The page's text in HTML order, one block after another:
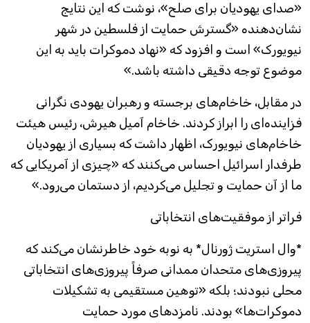
«صدای یهودیان برای صلح»، نوشت که این نتایج
نشان‌دهنده «گسترش حمایت از فلسطین در شهر
نیویورک» است و افزود که «نهاد دموکرات باید به این
موضوع توجه دقیقی داشته باشد.»
در مقابل، خاخام‌های برجسته و رهبران یهودی نگرانی
فزاینده‌ای را ابراز کردند. خاخام آمیل هیرش، رئیس هیئت
خاخام‌های نیویورک، اظهار داشت که بسیاری از یهودیان
طرفدار اسرائیل احساس می‌کنند که «چیزی از آمریکایی که
ما از آن حمایت و تجلیل می‌کردیم، از دستمان می‌رود.»
فراتر از موفقیت‌های انتخاباتی
*وال استریت ژورنال* به نوبه خود خاطرنشان می‌کند که
پیروزی‌های متحدان ممدانی صرفاً پیروزی‌های انتخاباتی
محلی نبودند؛ بلکه «توهین مستقیمی به تشکیلات
دموکرات‌ها» بودند. نامزدهای مورد حمایت